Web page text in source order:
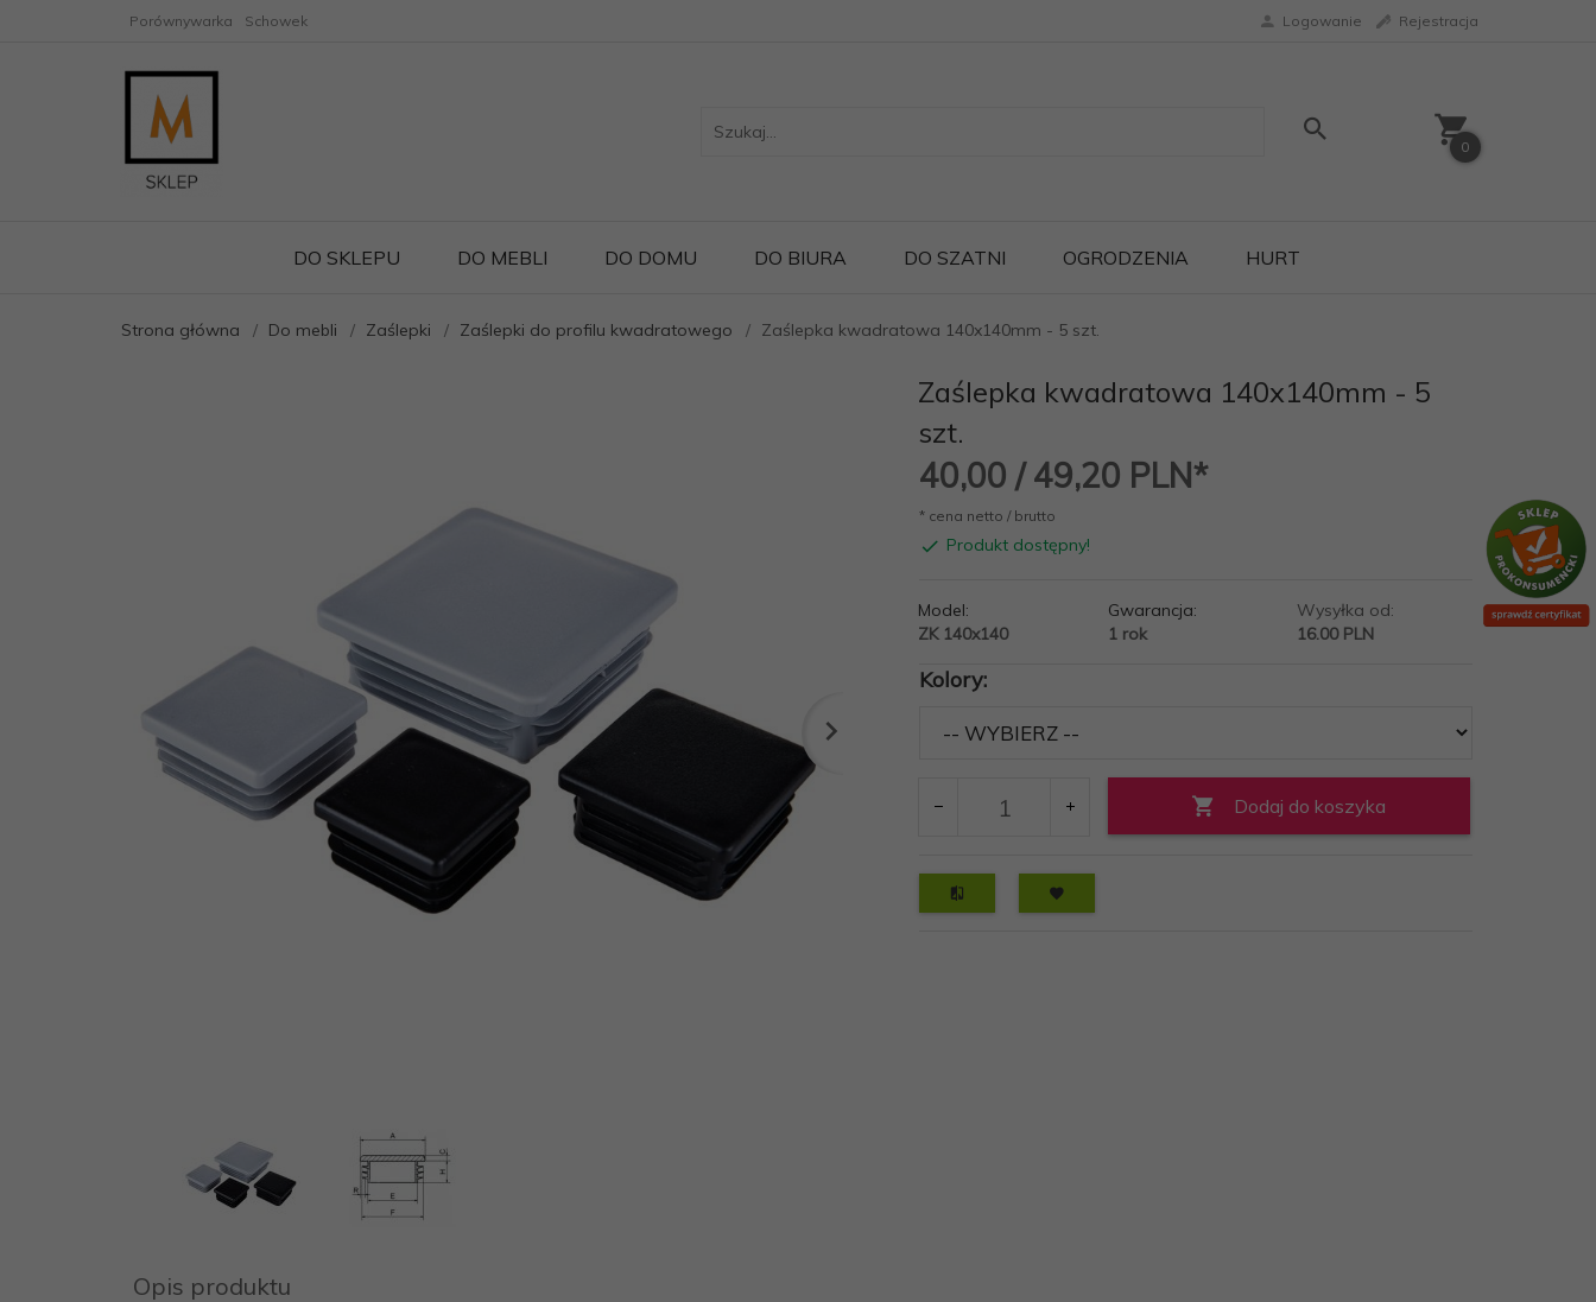
Porównywarka Schowek Logowanie Rejestracja
0
DO SKLEPU DO MEBLI DO DOMU DO BIURA DO SZATNI OGRODZENIA HURT
Strona główna Do mebli Zaślepki Zaślepki do profilu kwadratowego Zaślepka kwadratowa 140x140mm - 5 szt.
Zaślepka kwadratowa 140x140mm - 5
szt.
40,00 / 49,20 PLN*
* cena netto / brutto
Produkt dostępny!
Model:
ZK 140x140
Gwarancja:
1 rok
Wysyłka od:
16.00 PLN
Kolory:
Dodaj do koszyka
Opis produktu